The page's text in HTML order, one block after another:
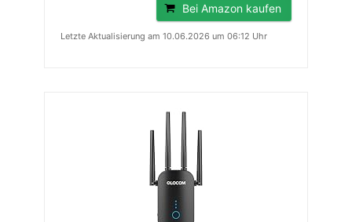
Bei Amazon kaufen
Letzte Aktualisierung am 10.06.2026 um 06:12 Uhr